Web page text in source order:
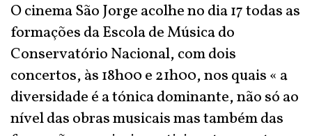
O cinema São Jorge acolhe no dia 17 todas as
formações da Escola de Música do
Conservatório Nacional, com dois
concertos, às 18h00 e 21h00, nos quais « a
diversidade é a tónica dominante, não só ao
nível das obras musicais mas também das